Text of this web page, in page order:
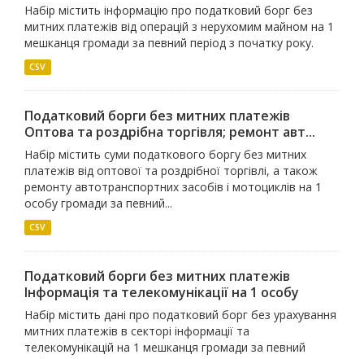
Набір містить інформацію про податковий борг без
митних платежів від операцій з нерухомим майном на 1
мешканця громади за певний період з початку року.
CSV
Податковий борги без митних платежів
Оптова та роздрiбна торгiвля; ремонт авт...
Набір містить суми податкового боргу без митних
платежів від оптової та роздрібної торгівлі, а також
ремонту автотранспортних засобів і мотоциклів на 1
особу громади за певний...
CSV
Податковий борги без митних платежів
Iнформацiя та телекомунiкацiї на 1 особу
Набір містить дані про податковий борг без урахування
митних платежів в секторі інформації та
телекомунікацій на 1 мешканця громади за певний